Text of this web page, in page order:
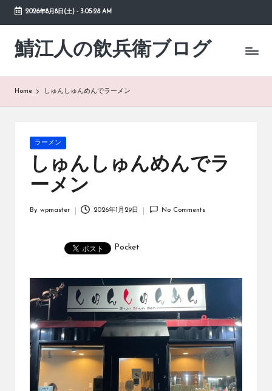
Skip
content
2026年8月8日(土)- 3:05:29 AM
鯖江人の飲兵衛ブログ
日々
の
Home しゅんしゅんめんでラーメン
Posted
in
ラーメン
しゅんしゅんめんでラ
ーメン
By wpmaster 2026年1月29日 No Comments
Pocket